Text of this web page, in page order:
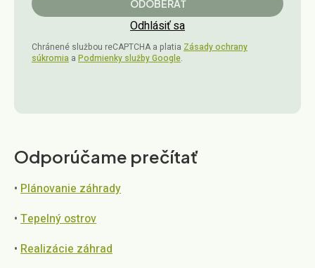
ODOBERAŤ
Odhlásiť sa
Chránené službou reCAPTCHA a platia Zásady ochrany
súkromia a Podmienky služby Google.
Odporúčame prečítať
• Plánovanie záhrady
• Tepelný ostrov
• Realizácie záhrad